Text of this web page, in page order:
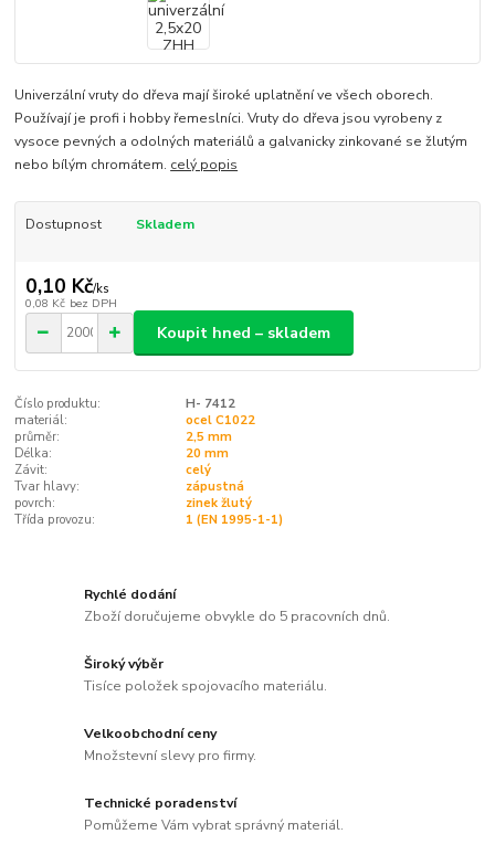
Univerzální vruty do dřeva mají široké uplatnění ve všech oborech.
Používají je profi i hobby řemeslníci. Vruty do dřeva jsou vyrobeny z
vysoce pevných a odolných materiálů a galvanicky zinkované se žlutým
nebo bílým chromátem. celý popis
Dostupnost Skladem
0,10 Kč/ks
0,08 Kč bez DPH
Koupit hned – skladem
Číslo produktu:
H- 7412
materiál:
ocel C1022
průměr:
2,5 mm
Délka:
20 mm
Závit:
celý
Tvar hlavy:
zápustná
povrch:
zinek žlutý
Třída provozu:
1 (EN 1995-1-1)
Rychlé dodání
Zboží doručujeme obvykle do 5 pracovních dnů.
Široký výběr
Tisíce položek spojovacího materiálu.
Velkoobchodní ceny
Množstevní slevy pro firmy.
Technické poradenství
Pomůžeme Vám vybrat správný materiál.